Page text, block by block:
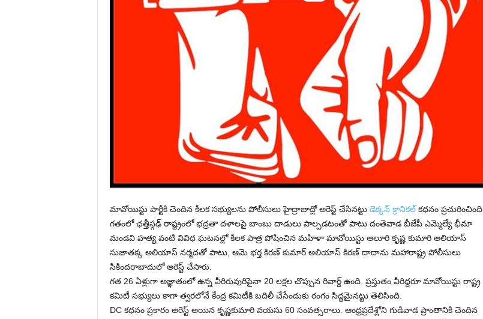
మావోయిస్టు పార్టీకి చెందిన కీలక సభ్యులను పోలీసులు హైద్రాబాద్లో అరెస్ట్ చేసినట్టు డెక్కన్ క్రానికల్కధనం ప్రచురించింది.
గతంలో ఛత్తీస్గఢ్ రాష్ట్రంలో భద్రతా దళాలపై బాంబు దాడులు పాల్పడటంతో పాటు దంతెవాడ బీజేపీ ఎమ్మెల్యే భీమా
మండవి హత్య వంటి వివిధ ఘటనల్లో కీలక పాత్ర పోషించిన మహిళా మావోయిస్టు ఆలూరి కృష్ణ కుమారి అలియాస్
సుజాతక్క అలియాస్ నర్మదతో పాటు, ఆమె భర్త కిరణ్ కుమార్ అలియాస్ కిరణ్ దాదాను మహారాష్ట్ర పోలీసులు
సికిందరాబాదులో అరెస్ట్ చేసారు.
గత 26 ఏళ్లుగా అజ్ఞాతంలో ఉన్న వీరిరువురిపైనా 20 లక్షల చొప్పున రివార్డ్ ఉంది. ప్రస్తుతం వీరిద్దరూ మావోయిస్టు రాష్ట్ర
కమిటీ సభ్యులు కాగా త్వరలోనే కేంద్ర కమిటీకి బదిలీ చేసేందుకు రంగం సిద్ధమైనట్టు తెలిసింది.
DC కధనం ప్రకారం అరెస్ట్ అయిన కృష్ణకుమారి వయసు 60 సంవత్సరాలు. ఆంధ్రప్రదేశ్లోని గుడివాడ ప్రాంతానికి చెందిన